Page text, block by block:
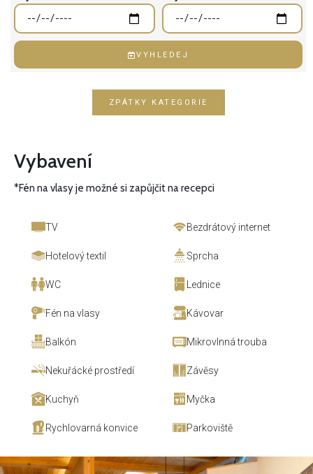
VYHLEDEJ
ZPÁTKY KATEGORIE
Vybavení
*Fén na vlasy je možné si zapůjčit na recepci
TV Bezdrátový internet
Hotelový textil Sprcha
WC Lednice
Fén na vlasy Kávovar
Balkón Mikrovlnná trouba
Nekuřácké prostředí Závěsy
Kuchyň Myčka
Rychlovarná konvice Parkoviště